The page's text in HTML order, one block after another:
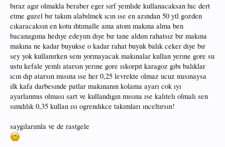
bıraz agır olmakla beraber eger sırf yemlıde kullanacaksan hıc dert
etme guzel bır takım alabılmek ıcın ıse en azından 50 ytl gozden
cıkaracaksın en kotu ıhtımalle ama atom makına alma ben
bacanagıma hedıye edeyım dıye bır tane aldım rahatsız bır makına
makına ne kadar buyukse o kadar rahat buyuk balık ceker dıye bır
sey yok kullanırken senı yormayacak makınalar kullan yerıne gore su
ustu kefale yemlı atarsın yerıne gore ıskorpıt karagoz gıbı balıklar
ıcın dıp atarsın mısına ıse her 0,25 levrekte olmaz ucuz mısınaysa
ılk kafa darbesınde patlar makınanın kolama ayarı cok ıyı
ayarlanmıs olması sart ve kullandıgın mısına ıse kalıtelı olmalı sen
sımdılık 0,35 kullan ısı ogrendıkce takımları ınceltırsın!
saygılarımla ve de rastgele